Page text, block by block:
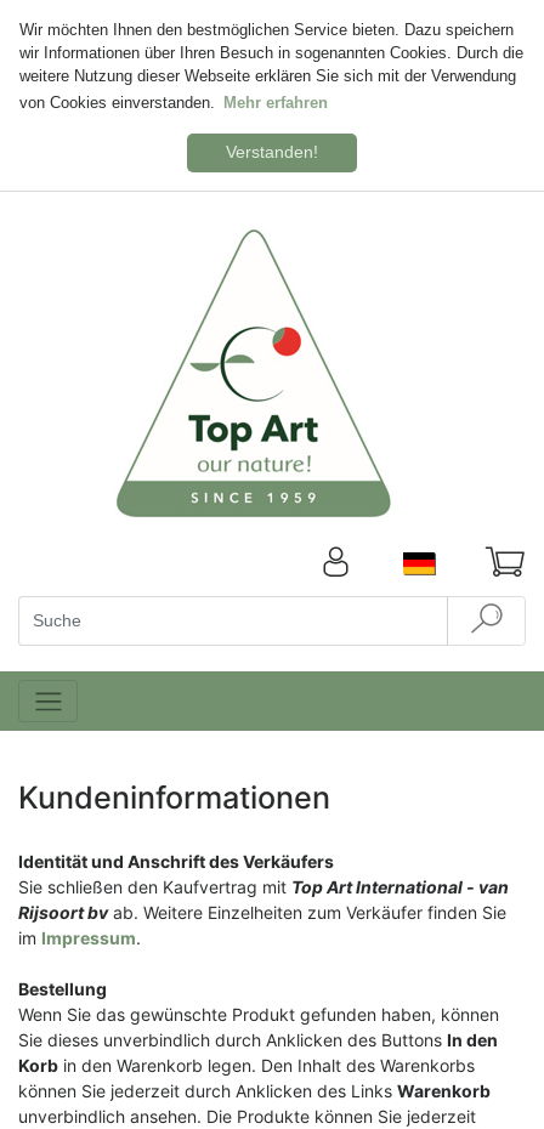
Wir möchten Ihnen den bestmöglichen Service bieten. Dazu speichern
wir Informationen über Ihren Besuch in sogenannten Cookies. Durch die
weitere Nutzung dieser Webseite erklären Sie sich mit der Verwendung
von Cookies einverstanden.
Mehr erfahren
Verstanden!
Kundeninformationen
Identität und Anschrift des Verkäufers
Sie schließen den Kaufvertrag mit Top Art International - van
Rijsoort bvab. Weitere Einzelheiten zum Verkäufer finden Sie
im Impressum.
Bestellung
Wenn Sie das gewünschte Produkt gefunden haben, können
Sie dieses unverbindlich durch Anklicken des Buttons In den
Korb in den Warenkorb legen. Den Inhalt des Warenkorbs
können Sie jederzeit durch Anklicken des Links Warenkorb
unverbindlich ansehen. Die Produkte können Sie jederzeit